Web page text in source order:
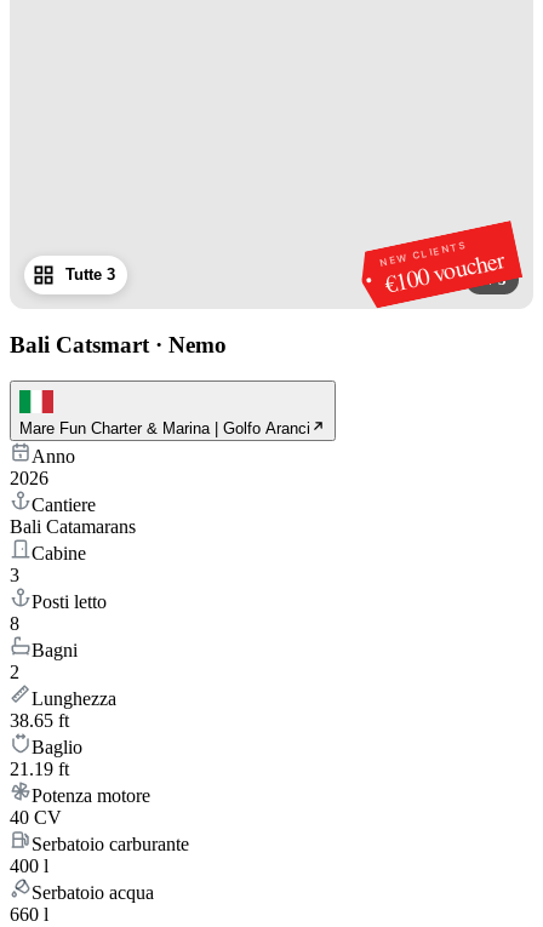
NEW CLIENTS
€100 voucher
1 /3
Tutte 3
Bali Catsmart · Nemo
Mare Fun Charter & Marina | Golfo Aranci
Anno
2026
Cantiere
Bali Catamarans
Cabine
3
Posti letto
8
Bagni
2
Lunghezza
38.65 ft
Baglio
21.19 ft
Potenza motore
40 CV
Serbatoio carburante
400 l
Serbatoio acqua
660 l